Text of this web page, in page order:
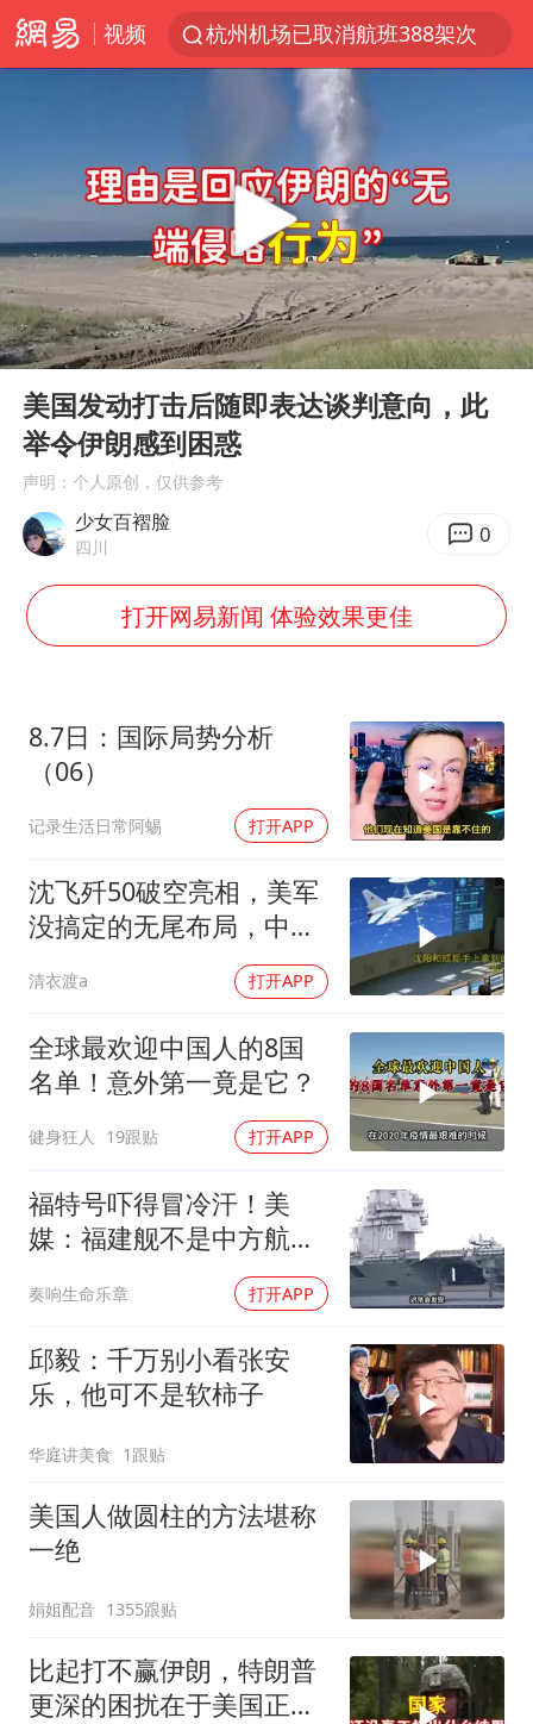
视频
杭州机场已取消航班388架次
浙江省委书记：该停下的坚决停下来
白海豚将给京津冀带来大暴雨
国足U17与阿森纳决赛取消 并列冠军
上门女婿出轨女邻居多年被判重婚罪
《龙餐馆》 冲奖
笔试第一被劝弃考涉事副校长被撤职
灌溉水坝被隔成鱼塘 村民投诉20余年
以军士兵把枪口对准中国记者
顾客将调料瓶扔火锅里泄愤
上海有出现龙卷潜势
奋力开创中国式现代化建设新局面
Play
00:00 05:50
美国发动打击后随即表达谈判意向，此
举令伊朗感到困惑
声明：个人原创，仅供参考
少女百褶脸
四川 0
打开网易新闻 体验效果更佳
8.7日：国际局势分析
（06）
记录生活日常阿蜴 打开APP
沈飞歼50破空亮相，美军
没搞定的无尾布局，中国
清衣渡a 打开APP
全球最欢迎中国人的8国
名单！意外第一竟是它？
健身狂人 19跟贴 打开APP
福特号吓得冒冷汗！美
媒：福建舰不是中方航母
终点，而是新起点！
奏响生命乐章 打开APP
邱毅：千万别小看张安
乐，他可不是软柿子
华庭讲美食 1跟贴
美国人做圆柱的方法堪称
一绝
娟姐配音 1355跟贴
比起打不赢伊朗，特朗普
更深的困扰在于美国正重